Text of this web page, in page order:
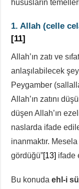
hususların
1. Allah(celle
[11]
Allah’ın zatı ve
anlaşılabilecek
Peygamber
Allah’ın zatını
düşen Allah’ın
naslarda ifade
inanmaktır.
gördüğü”[13] ifade
Bu konudaehl-i